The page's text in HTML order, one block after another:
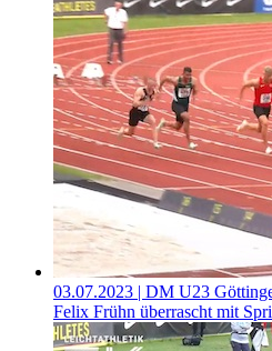
03.07.2023 | DM U23
Felix Frühn überrascht mit